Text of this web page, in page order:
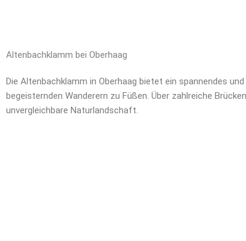
Altenbachklamm bei Oberhaag
Die Altenbachklamm in Oberhaag bietet ein spannendes
begeisternden Wanderern zu Füßen. Über zahlreiche
unvergleichbare Naturlandschaft.